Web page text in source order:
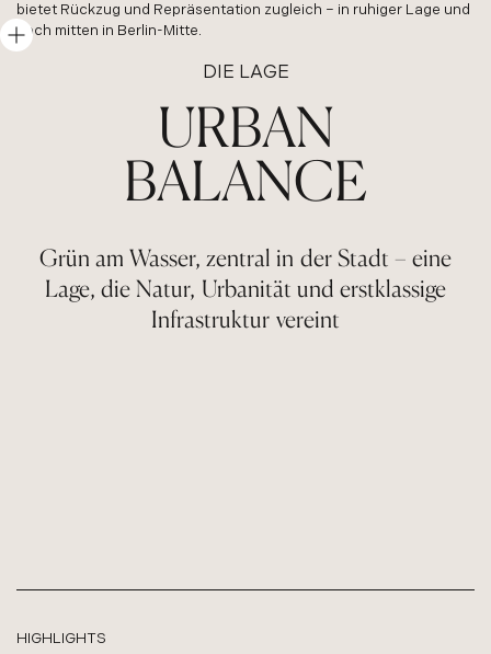
bietet Rückzug und Repräsentation zugleich – in ruhiger Lage und
doch mitten in Berlin-Mitte.
DIE LAGE
URBAN
BALANCE
Grün am Wasser, zentral in der Stadt – eine
Lage, die Natur, Urbanität und erstklassige
Infrastruktur vereint
HIGHLIGHTS